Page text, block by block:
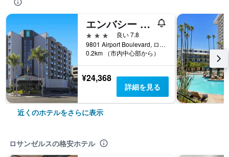
エンバシー スイーツ ロサンゼルス - インターナショナル エアポート / ノース
3つ星
良い 7.8
9801 Airport Boulevard, ロサンゼルス, CA, アメリカ合衆国
0.2km （市内中心部から）
¥24,368
詳細を見る
近くのホテルをさらに表示
ロサンゼルスの格安ホテル